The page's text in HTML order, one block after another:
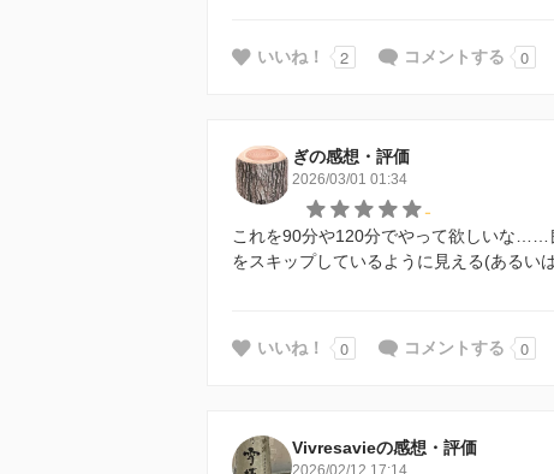
いいね！ 2 コメントする 0
ぎの感想・評価
2026/03/01 01:34
-
これを90分や120分でやって欲しいな……
をスキップしているように見える(あるい
いいね！ 0 コメントする 0
Vivresavieの感想・評価
2026/02/12 17:14